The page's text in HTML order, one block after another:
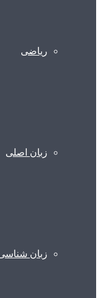
ریاضی
زبان اصلی
زبان